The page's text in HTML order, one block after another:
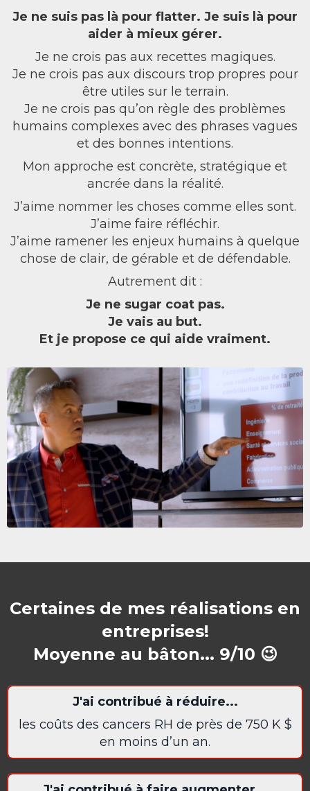
Je ne suis pas là pour flatter. Je suis là pour
aider à mieux gérer.
Je ne crois pas aux recettes magiques.
Je ne crois pas aux discours trop propres pour
être utiles sur le terrain.
Je ne crois pas qu’on règle des problèmes
humains complexes avec des phrases vagues
et des bonnes intentions.
Mon approche est concrète, stratégique et
ancrée dans la réalité.
J’aime nommer les choses comme elles sont.
J’aime faire réfléchir.
J’aime ramener les enjeux humains à quelque
chose de clair, de gérable et de défendable.
Autrement dit :
Je ne sugar coat pas.
Je vais au but.
Et je propose ce qui aide vraiment.
Certaines de mes réalisations en
entreprises!
Moyenne au bâton... 9/10 😉
J'ai contribué à réduire...
les coûts des cancers RH de près de 750 K $
en moins d’un an.